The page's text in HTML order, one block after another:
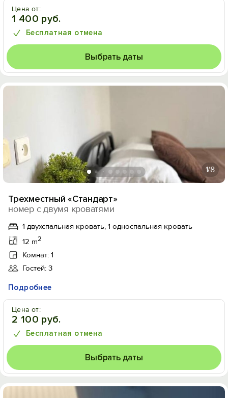
Цена от:
1 400 руб.
Бесплатная отмена
Выбрать даты
1/8
Трехместный «Стандарт»
номер с двумя кроватями
1 двухспальная кровать, 1 односпальная кровать
12 m2
Комнат: 1
Гостей: 3
Подробнее
Цена от:
2 100 руб.
Бесплатная отмена
Выбрать даты